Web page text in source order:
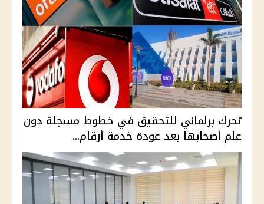
تحرك برلماني للتحقيق في خطوط مسجلة دون
علم أصحابها بعد عودة خدمة أرقام...